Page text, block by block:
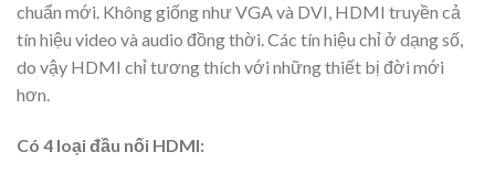
chuẩn mới. Không giống như VGA và DVI, HDMI truyền cả
tín hiệu video và audio đồng thời. Các tín hiệu chỉ ở dạng số,
do vậy HDMI chỉ tương thích với những thiết bị đời mới
hơn.
Có 4 loại đầu nối HDMI: